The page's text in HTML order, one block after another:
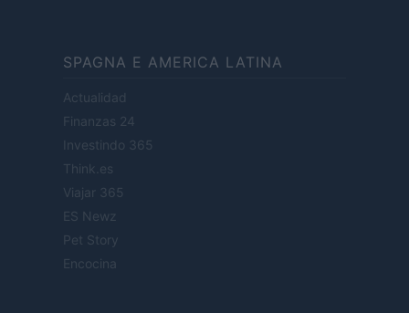
SPAGNA E AMERICA LATINA
Actualidad
Finanzas 24
Investindo 365
Think.es
Viajar 365
ES Newz
Pet Story
Encocina